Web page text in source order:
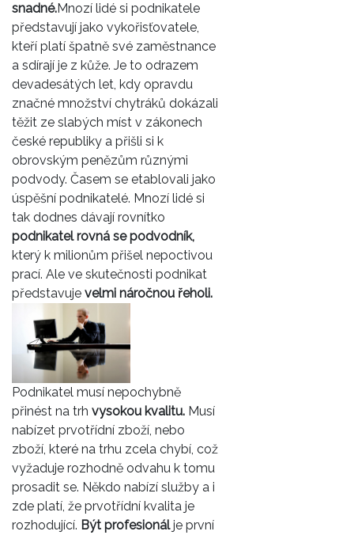
snadné.Mnozí lidé si podnikatele
představují jako vykořisťovatele,
kteří platí špatně své zaměstnance
a sdírají je z kůže. Je to odrazem
devadesátých let, kdy opravdu
značné množství chytráků dokázali
těžit ze slabých míst v zákonech
české republiky a přišli si k
obrovským penězům různými
podvody. Časem se etablovali jako
úspěšní podnikatelé. Mnozí lidé si
tak dodnes dávají rovnítko
podnikatel rovná se podvodník,
který k milionům přišel nepoctivou
prací. Ale ve skutečnosti podnikat
představuje velmi náročnou řeholi.
Podnikatel musí nepochybně
přinést na trh vysokou kvalitu. Musí
nabízet prvotřídní zboží, nebo
zboží, které na trhu zcela chybí, což
vyžaduje rozhodně odvahu k tomu
prosadit se. Někdo nabízí služby a i
zde platí, že prvotřídní kvalita je
rozhodující. Být profesionálje první